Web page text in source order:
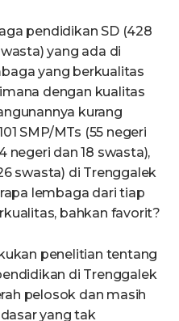
pendidikan SD (428
yang ada di
yang berkualitas
dengan kualitas
kurang
SMP/MTs (55 negeri
negeri dan 18 swasta),
swasta) di Trenggalek
lembaga dari tiap
bahkan favorit?
penelitian tentang
di Trenggalek
pelosok dan masih
yang tak